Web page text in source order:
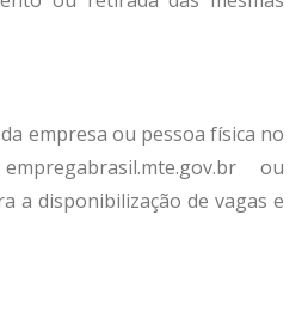
empresa ou pessoa física no
ou
a disponibilização de vagas e